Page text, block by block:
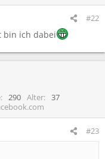
#22
bin ich dabei
290 Alter
37
#23